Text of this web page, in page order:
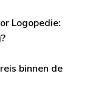
Logopedie:
binnen de